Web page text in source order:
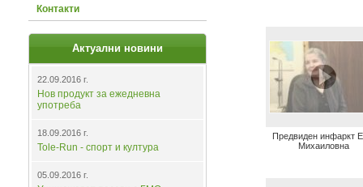
Контакти
Актуални новини
22.09.2016 г.
Нов продукт за ежедневна
употреба
18.09.2016 г.
Tole-Run - спорт и култура
05.09.2016 г.
Предвиден инфаркт
Михаиловна